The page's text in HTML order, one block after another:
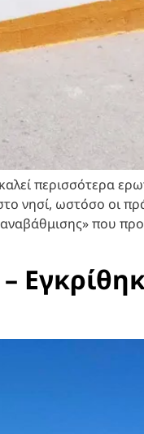
περισσότερα
νησί, ωστόσο οι
που